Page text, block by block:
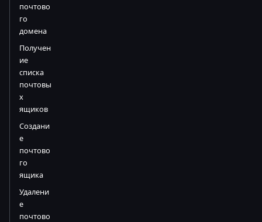
почтово
го
домена
Получен
ие
списка
почтовы
х
ящиков
Создани
е
почтово
го
ящика
Удалени
е
почтово